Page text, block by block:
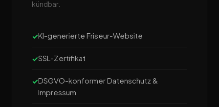
kündbar.
KI-generierte Friseur-Website
SSL-Zertifikat
DSGVO-konformer Datenschutz &
Impressum